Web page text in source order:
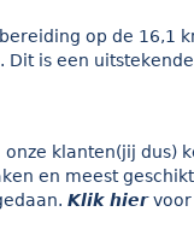
op de 16,1
Dit is een
klanten(jij dus)
en meest
Klik hiervoor